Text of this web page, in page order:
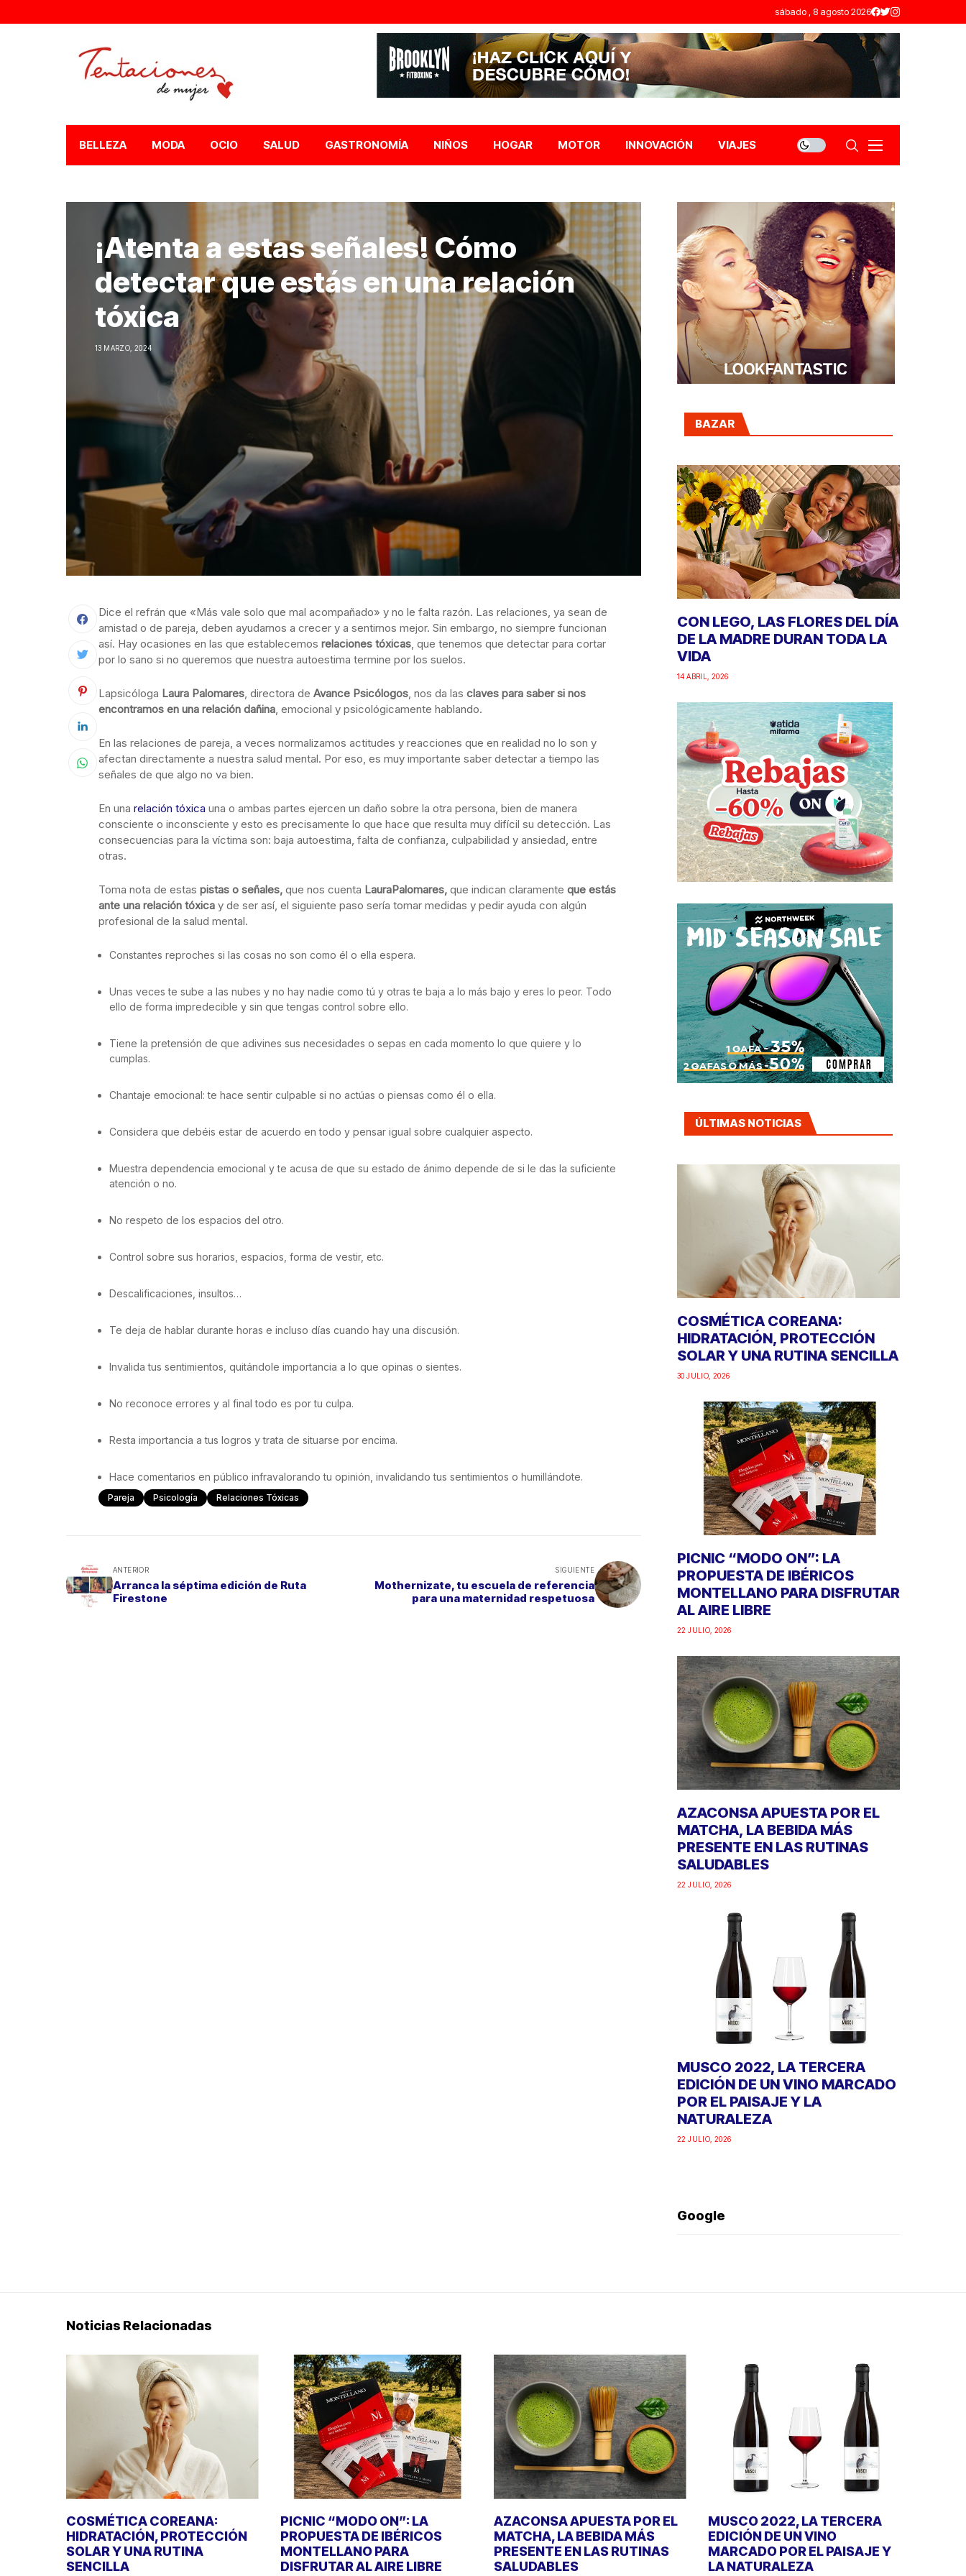
sábado , 8 agosto 2026
BELLEZA MODA OCIO SALUD GASTRONOMÍA NIÑOS HOGAR MOTOR INNOVACIÓN VIAJES
¡Atenta a estas señales! Cómo
detectar que estás en una relación
tóxica
13 MARZO, 2024
Dice el refrán que «Más vale solo que mal acompañado» y no le falta razón. Las relaciones, ya sean de
amistad o de pareja, deben ayudarnos a crecer y a sentirnos mejor. Sin embargo, no siempre funcionan
así. Hay ocasiones en las que establecemos relaciones tóxicas, que tenemos que detectar para cortar
por lo sano si no queremos que nuestra autoestima termine por los suelos.
Lapsicóloga Laura Palomares, directora de Avance Psicólogos, nos da las claves para saber si nos
encontramos en una relación dañina, emocional y psicológicamente hablando.
En las relaciones de pareja, a veces normalizamos actitudes y reacciones que en realidad no lo son y
afectan directamente a nuestra salud mental. Por eso, es muy importante saber detectar a tiempo las
señales de que algo no va bien.
En una relación tóxica una o ambas partes ejercen un daño sobre la otra persona, bien de manera
consciente o inconsciente y esto es precisamente lo que hace que resulta muy difícil su detección. Las
consecuencias para la víctima son: baja autoestima, falta de confianza, culpabilidad y ansiedad, entre
otras.
Toma nota de estas pistas o señales, que nos cuenta LauraPalomares, que indican claramente que estás
ante una relación tóxica y de ser así, el siguiente paso sería tomar medidas y pedir ayuda con algún
profesional de la salud mental.
Constantes reproches si las cosas no son como él o ella espera.
Unas veces te sube a las nubes y no hay nadie como tú y otras te baja a lo más bajo y eres lo peor. Todo
ello de forma impredecible y sin que tengas control sobre ello.
Tiene la pretensión de que adivines sus necesidades o sepas en cada momento lo que quiere y lo
cumplas.
Chantaje emocional: te hace sentir culpable si no actúas o piensas como él o ella.
Considera que debéis estar de acuerdo en todo y pensar igual sobre cualquier aspecto.
Muestra dependencia emocional y te acusa de que su estado de ánimo depende de si le das la suficiente
atención o no.
No respeto de los espacios del otro.
Control sobre sus horarios, espacios, forma de vestir, etc.
Descalificaciones, insultos…
Te deja de hablar durante horas e incluso días cuando hay una discusión.
Invalida tus sentimientos, quitándole importancia a lo que opinas o sientes.
No reconoce errores y al final todo es por tu culpa.
Resta importancia a tus logros y trata de situarse por encima.
Hace comentarios en público infravalorando tu opinión, invalidando tus sentimientos o humillándote.
Pareja Psicología Relaciones Tóxicas
ANTERIOR
Arranca la séptima edición de Ruta
Firestone
SIGUIENTE
Mothernizate, tu escuela de referencia
para una maternidad respetuosa
BAZAR
CON LEGO, LAS FLORES DEL DÍA
DE LA MADRE DURAN TODA LA
VIDA
14 ABRIL, 2026
ÚLTIMAS NOTICIAS
COSMÉTICA COREANA:
HIDRATACIÓN, PROTECCIÓN
SOLAR Y UNA RUTINA SENCILLA
30 JULIO, 2026
PICNIC “MODO ON”: LA
PROPUESTA DE IBÉRICOS
MONTELLANO PARA DISFRUTAR
AL AIRE LIBRE
22 JULIO, 2026
AZACONSA APUESTA POR EL
MATCHA, LA BEBIDA MÁS
PRESENTE EN LAS RUTINAS
SALUDABLES
22 JULIO, 2026
MUSCO 2022, LA TERCERA
EDICIÓN DE UN VINO MARCADO
POR EL PAISAJE Y LA
NATURALEZA
22 JULIO, 2026
Google
Noticias Relacionadas
COSMÉTICA COREANA:
HIDRATACIÓN, PROTECCIÓN
SOLAR Y UNA RUTINA
SENCILLA
PICNIC “MODO ON”: LA
PROPUESTA DE IBÉRICOS
MONTELLANO PARA
DISFRUTAR AL AIRE LIBRE
AZACONSA APUESTA POR EL
MATCHA, LA BEBIDA MÁS
PRESENTE EN LAS RUTINAS
SALUDABLES
MUSCO 2022, LA TERCERA
EDICIÓN DE UN VINO
MARCADO POR EL PAISAJE Y
LA NATURALEZA